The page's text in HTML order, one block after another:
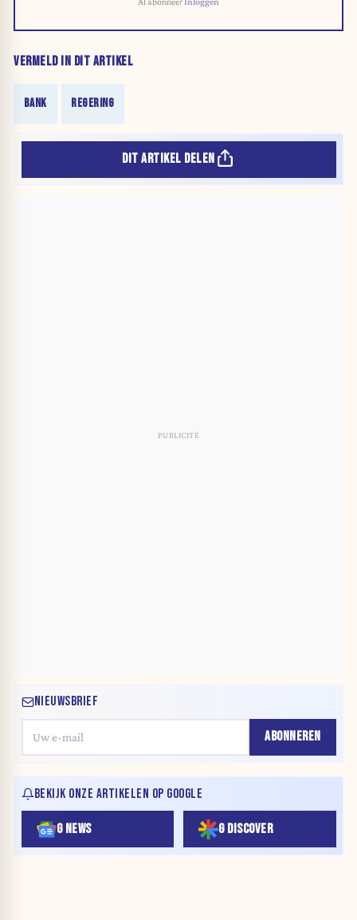
VERMELD IN DIT ARTIKEL
BANK REGERING
DIT ARTIKEL DELEN
NIEUWSBRIEF
ABONNEREN
BEKIJK ONZE ARTIKELEN OP GOOGLE
G NEWS G DISCOVER